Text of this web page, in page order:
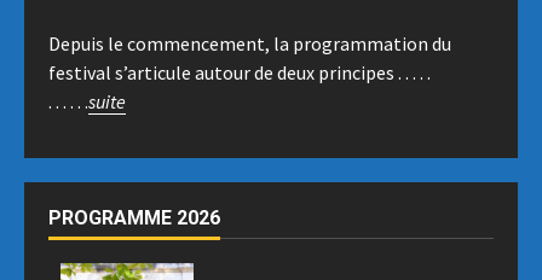
Depuis le commencement, la programmation du
festival s’articule autour de deux principes . . . . .
. . . . . .suite
PROGRAMME 2026